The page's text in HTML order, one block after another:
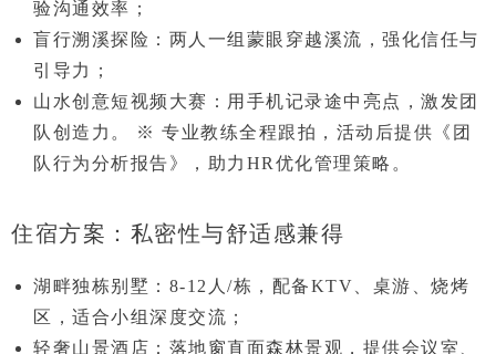
验沟通效率；
盲行溯溪探险 ：两人一组蒙眼穿越溪流，强化信任与
引导力；
山水创意短视频大赛 ：用手机记录途中亮点，激发团
队创造力。
※ 专业教练全程跟拍，活动后提供 《团
队行为分析报告》
，助力HR优化管理策略。
住宿方案：私密性与舒适感兼得
湖畔独栋别墅 ：8-12人/栋，配备KTV、桌游、烧烤
区，适合小组深度交流；
轻奢山景酒店 ：落地窗直面森林景观，提供会议室、